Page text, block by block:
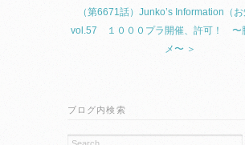
（第6671話）Junko’s Information（お
vol.57 １０００プラ開催、許可！ 〜
メ〜 ＞
ブログ内検索